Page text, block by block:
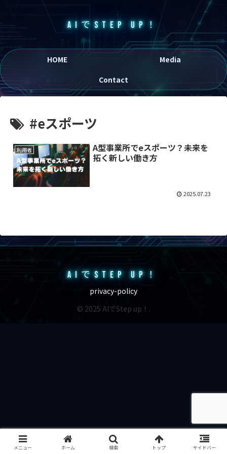
AIでSTEP UP！
HOME
Media
Contact
#eスポーツ
利用者
A型事業所でeスポーツ？未来を
拓く新しい働き方
2025.07.23
AIでSTEP UP！
privacy-policy
© 2025 AIでStep up！.
メニュー ホーム 検索 トップ サイドバー